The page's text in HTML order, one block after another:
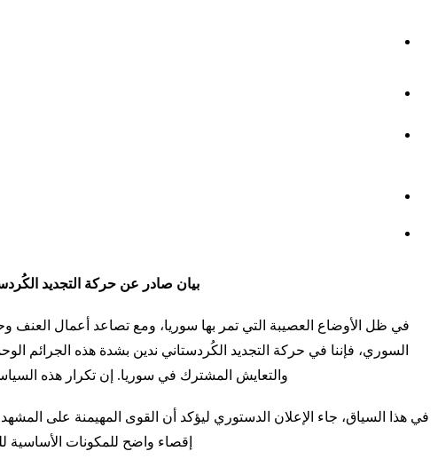
بيان صادر عن حركة التجديد
في ظل الأوضاع العصيبة التي تمر بها سوريا، ومع تصاعد أعمال العنف
السوري، فإننا في حركة التجديد الكُردستاني ندين بشدة هذه الجرائم
والتعايش المشترك في سوريا. إن تكرار هذه
في هذا السياق، جاء الإعلان الدستوري ليؤكد أن القوى المهيمنة على
إقصاء واضح للمكونات الأساسية